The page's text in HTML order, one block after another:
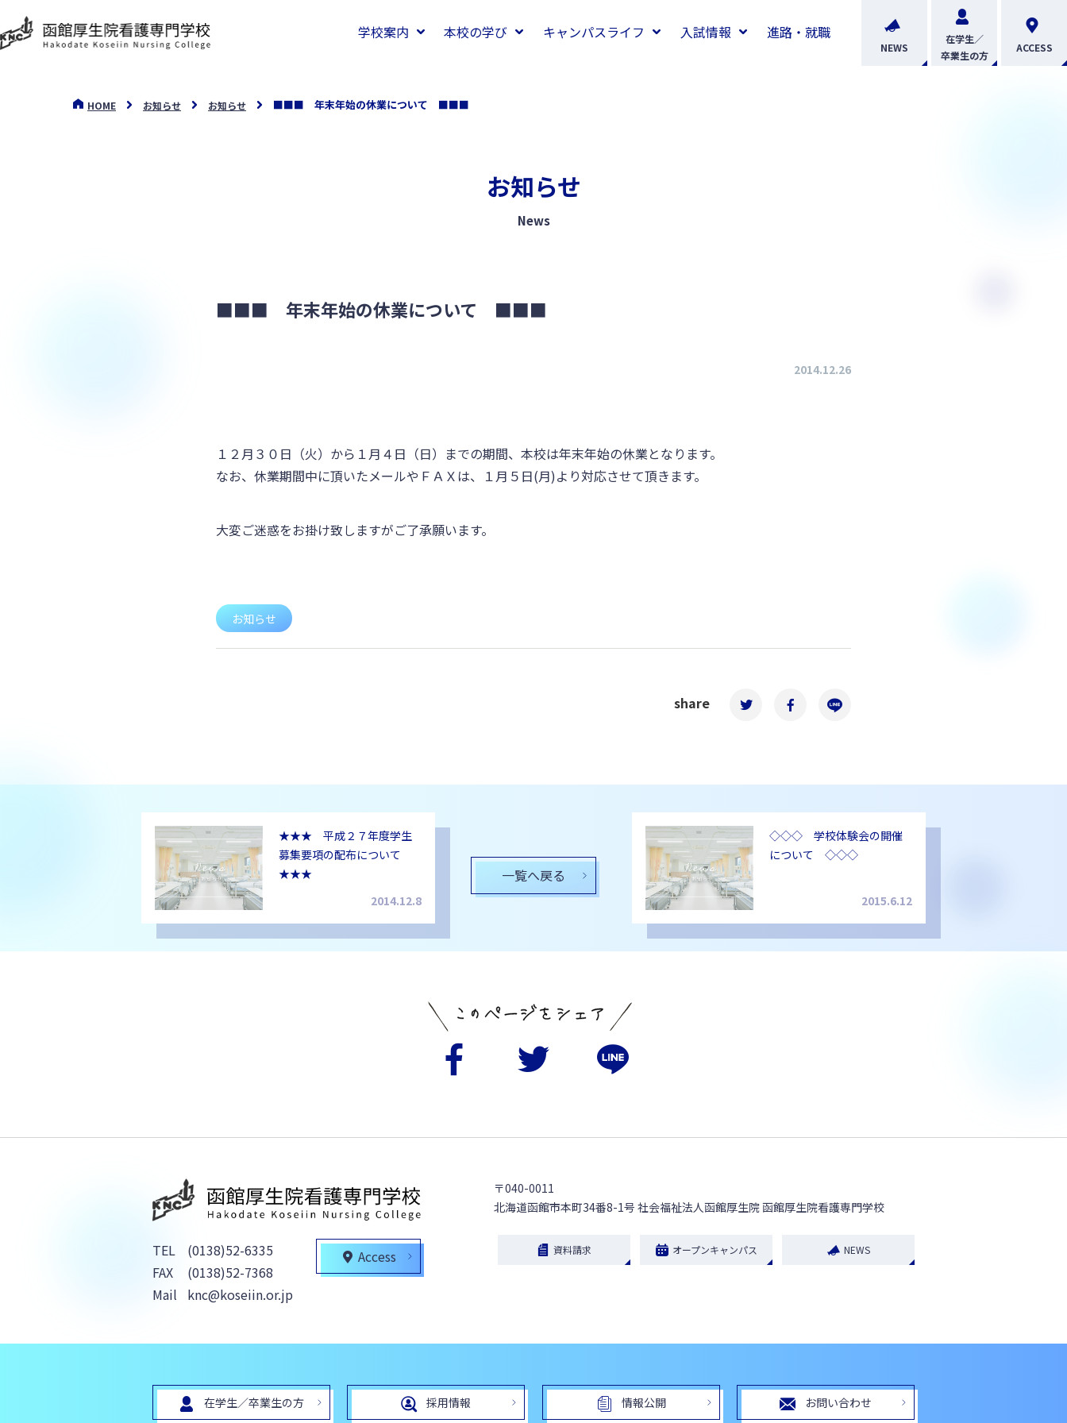
学校案内 本校の学び キャンパスライフ 入試情報 進路・就職
NEWS
在学生／
卒業生の方
ACCESS
HOME お知らせ お知らせ ■■■ 年末年始の休業について ■■■
お知らせ
News
■■■ 年末年始の休業について ■■■
2014.12.26
１２月３０日（火）から１月４日（日）までの期間、本校は年末年始の休業となります。
なお、休業期間中に頂いたメールやＦＡＸは、１月５日(月)より対応させて頂きます。
大変ご迷惑をお掛け致しますがご了承願います。
お知らせ
share
★★★ 平成２７年度学生
募集要項の配布について
★★★
2014.12.8
一覧へ戻る
◇◇◇ 学校体験会の開催
について ◇◇◇
2015.6.12
TEL
(0138)52-6335
FAX
(0138)52-7368
Mail
knc@koseiin.or.jp
Access
〒040-0011
北海道函館市本町34番8-1号 社会福祉法人函館厚生院 函館厚生院看護専門学校
資料請求 オープンキャンパス NEWS
在学生／卒業生の方 採用情報 情報公開 お問い合わせ